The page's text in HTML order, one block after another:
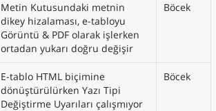
Metin Kutusundaki metnin
dikey hizalaması, e-tabloyu
Görüntü & PDF olarak işlerken
ortadan yukarı doğru değişir
Böcek
E-tablo HTML biçimine
dönüştürülürken Yazı Tipi
Değiştirme Uyarıları çalışmıyor
Böcek